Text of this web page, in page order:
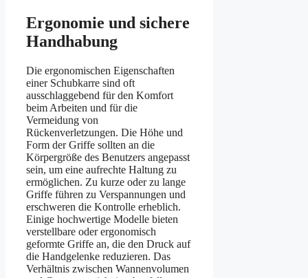
Ergonomie und sichere
Handhabung
Die ergonomischen Eigenschaften
einer Schubkarre sind oft
ausschlaggebend für den Komfort
beim Arbeiten und für die
Vermeidung von
Rückenverletzungen. Die Höhe und
Form der Griffe sollten an die
Körpergröße des Benutzers angepasst
sein, um eine aufrechte Haltung zu
ermöglichen. Zu kurze oder zu lange
Griffe führen zu Verspannungen und
erschweren die Kontrolle erheblich.
Einige hochwertige Modelle bieten
verstellbare oder ergonomisch
geformte Griffe an, die den Druck auf
die Handgelenke reduzieren. Das
Verhältnis zwischen Wannenvolumen